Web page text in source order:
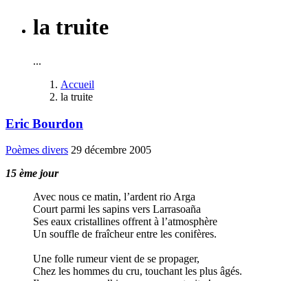
la truite
...
Accueil
la truite
Eric Bourdon
Poèmes divers 29 décembre 2005
15 ème jour
Avec nous ce matin, l’ardent rio Arga
Court parmi les sapins vers Larrasoaña
Ses eaux cristallines offrent à l’atmosphère
Un souffle de fraîcheur entre les conifères.
Une folle rumeur vient de se propager,
Chez les hommes du cru, touchant les plus âgés.